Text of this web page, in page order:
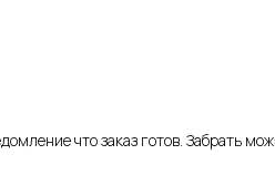
что заказ готов. Забрать